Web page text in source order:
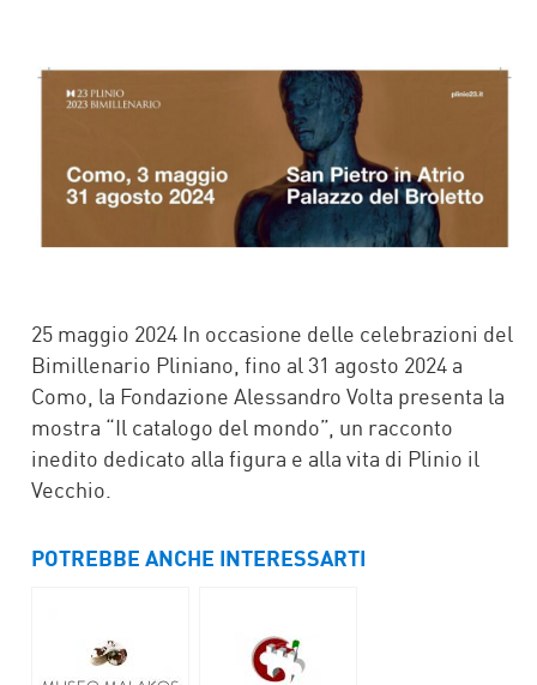
25 maggio 2024 In occasione delle celebrazioni del
Bimillenario Pliniano, fino al 31 agosto 2024 a
Como, la Fondazione Alessandro Volta presenta la
mostra “Il catalogo del mondo”, un racconto
inedito dedicato alla figura e alla vita di Plinio il
Vecchio.
POTREBBE ANCHE INTERESSARTI